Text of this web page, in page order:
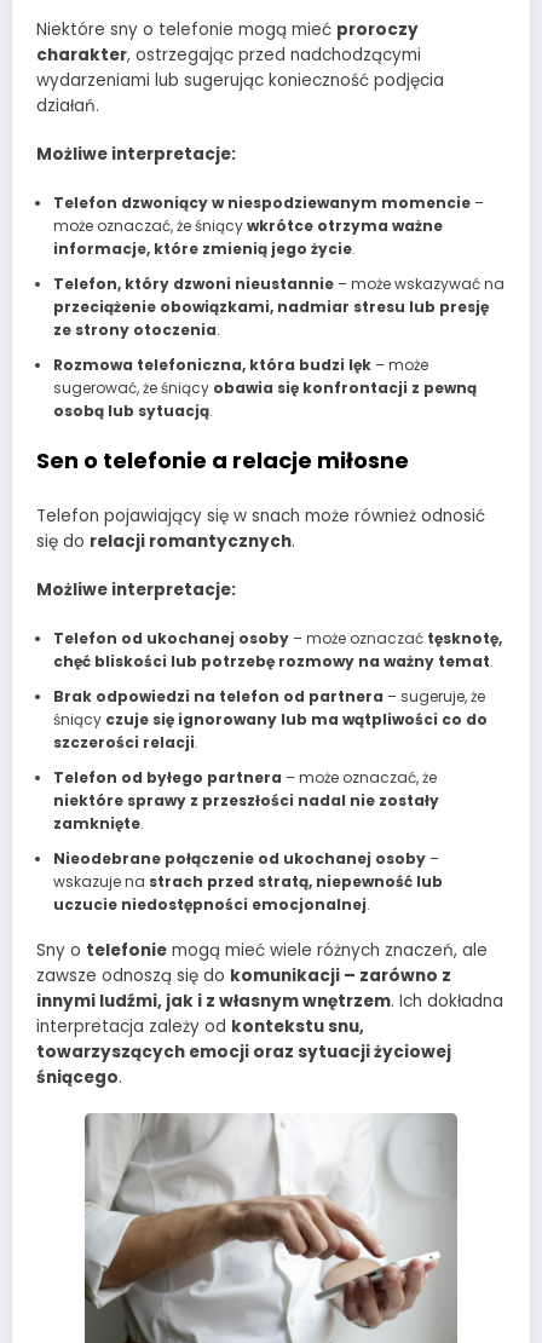
Niektóre sny o telefonie mogą mieć proroczy
charakter, ostrzegając przed nadchodzącymi
wydarzeniami lub sugerując konieczność podjęcia
działań.
Możliwe interpretacje:
Telefon dzwoniący w niespodziewanym momencie–
może oznaczać, że śniącywkrótce otrzyma ważne
informacje, które zmienią jego życie.
Telefon, który dzwoni nieustannie– może wskazywać na
przeciążenie obowiązkami, nadmiar stresu lub presję
ze strony otoczenia.
Rozmowa telefoniczna, która budzi lęk– może
sugerować, że śniący obawia się konfrontacji z pewną
osobą lub sytuacją.
Sen o telefonie a relacje miłosne
Telefon pojawiający się w snach może również odnosić
się do relacji romantycznych.
Możliwe interpretacje:
Telefon od ukochanej osoby– może oznaczać tęsknotę,
chęć bliskości lub potrzebę rozmowy na ważny temat.
Brak odpowiedzi na telefon od partnera – sugeruje, że
śniący czuje się ignorowany lub ma wątpliwości co do
szczerości relacji.
Telefon od byłego partnera – może oznaczać, że
niektóre sprawy z przeszłości nadal nie zostały
zamknięte.
Nieodebrane połączenie od ukochanej osoby–
wskazuje na strach przed stratą, niepewność lub
uczucie niedostępności emocjonalnej.
Sny o telefonie mogą mieć wiele różnych znaczeń, ale
zawsze odnoszą się do komunikacji – zarówno z
innymi ludźmi, jak i z własnym wnętrzem. Ich dokładna
interpretacja zależy od kontekstu snu,
towarzyszących emocji oraz sytuacji życiowej
śniącego.